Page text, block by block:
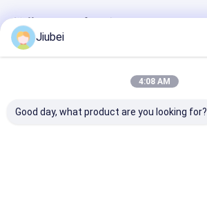
推薦されたプロダクト
Jiubei
4:08 AM
Good day, what product are you looking for?